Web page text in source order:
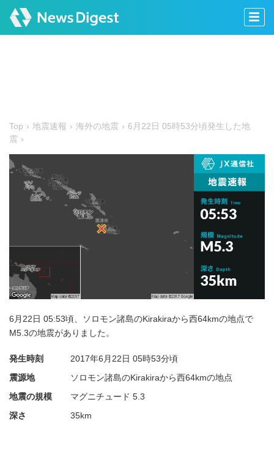
Top 地震速報 海外の地震
6月22日 05時53分頃発生した地
震
6月22日 05:53頃、ソロモン諸島のKirakiraから西64kmの地点で
M5.3の地震がありました。
発生時刻 2017年6月22日 05時53分頃
震源地
ソロモン諸島のKirakiraから西64kmの地点
地震の規模
マグニチュード 5.3
深さ
35km